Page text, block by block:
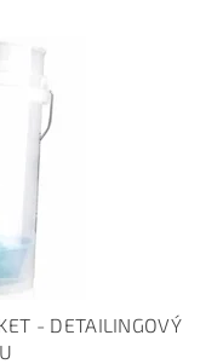
- DETAILINGOVÝ